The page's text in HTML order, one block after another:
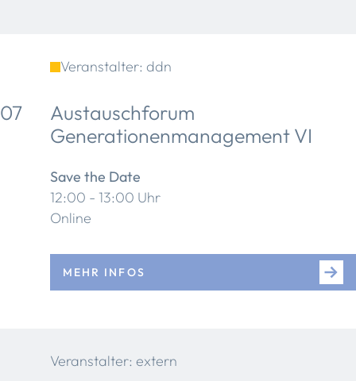
Veranstalter: ddn
07
Austauschforum
Generationenmanagement VI
Save the Date
12:00 - 13:00 Uhr
Online
MEHR INFOS
Veranstalter: extern